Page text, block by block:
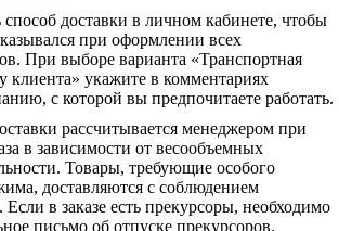
доставки в личном кабинете, чтобы
при оформлении всех
При выборе варианта «Транспортная
клиента» укажите в комментариях
с которой вы предпочитаете работать.
рассчитывается менеджером при
в зависимости от весообъемных
Товары, требующие особого
доставляются с соблюдением
в заказе есть прекурсоры, необходимо
письмо об отпуске прекурсоров.